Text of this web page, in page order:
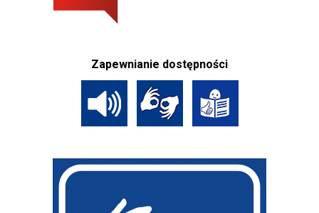
Zapewnianie dostępności